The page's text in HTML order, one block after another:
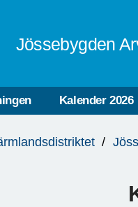
Jössebygden
Kalender 2026